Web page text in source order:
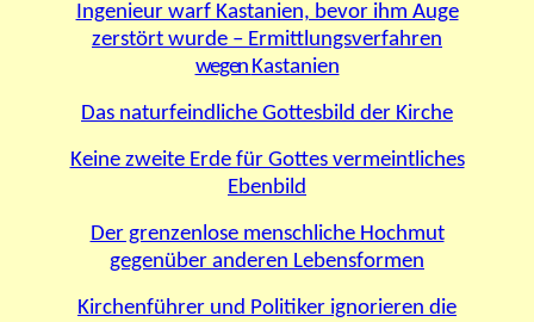
Ingenieur warf Kastanien, bevor ihm Auge
zerstört wurde – Ermittlungsverfahren
wegen Kastanien
Das naturfeindliche Gottesbild der Kirche
Keine zweite Erde für Gottes vermeintliches
Ebenbild
Der grenzenlose menschliche Hochmut
gegenüber anderen Lebensformen
Kirchenführer und Politiker ignorieren die